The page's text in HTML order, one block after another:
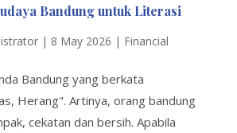
Bandung untuk Literasi
| 8 May 2026 | Financial
Bandung yang berkata
Herang". Artinya, orang bandung
cekatan dan bersih. Apabila